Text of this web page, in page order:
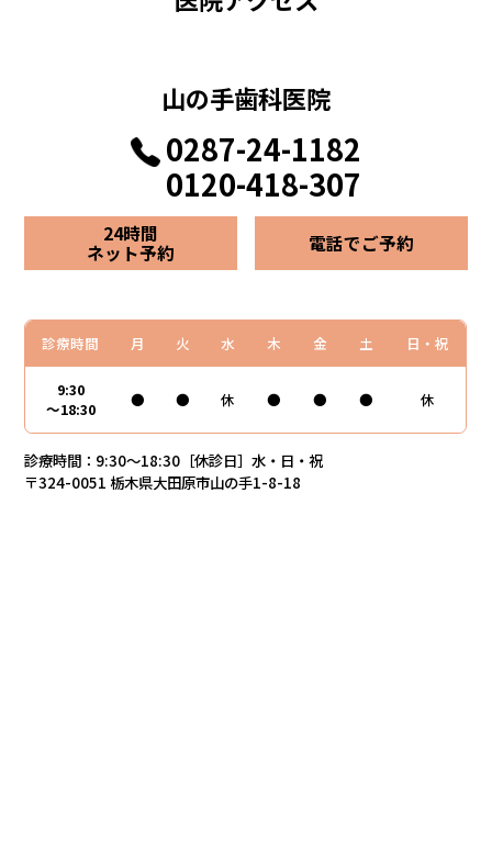
山の手歯科医院
0287-24-1182
0120-418-307
24時間
ネット予約 電話でご予約
診療時間 月 火 水 木 金 土 日・祝
9:30
～18:30
● ● 休 ● ● ● 休
診療時間：9:30～18:30［休診日］水・日・祝
〒324-0051 栃木県大田原市山の手1-8-18